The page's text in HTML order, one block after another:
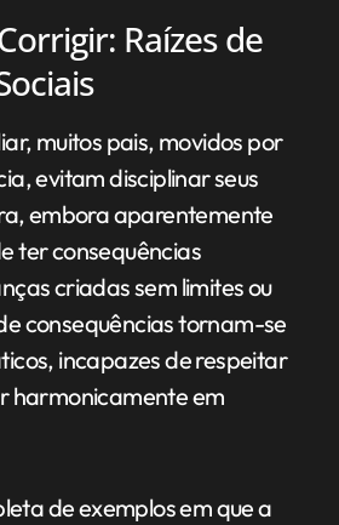
Raízes de
muitos pais, movidos por
evitam disciplinar seus
embora aparentemente
ter consequências
criadas sem limites ou
consequências tornam-se
incapazes de respeitar
harmonicamente em
de exemplos em que a